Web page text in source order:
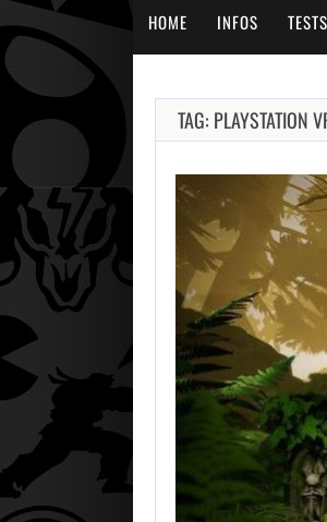
HOME INFOS TESTS
TAG: PLAYSTATION